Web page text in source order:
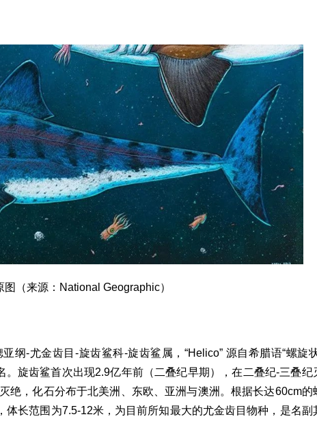
图（来源：National Geographic）
纲-尤金齿目-旋齿鲨科-旋齿鲨属，“Helico” 源自希腊语“螺旋
。旋齿鲨首次出现2.9亿年前（二叠纪早期），在二叠纪-三叠纪
绝，化石分布于北美洲、东欧、亚洲与澳洲。根据长达60cm的
长范围为7.5-12米，为目前所知最大的尤金齿目物种，是名副